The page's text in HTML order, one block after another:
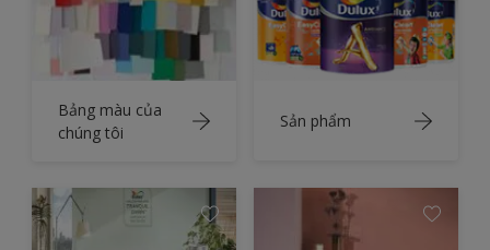
Bảng màu của
chúng tôi
Sản phẩm